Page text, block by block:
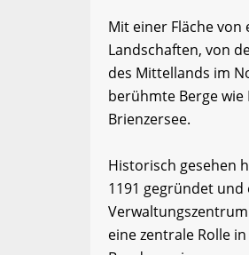
Mit einer Fläche
Landschaften, von
des Mittellands im
berühmte Berge wie
Brienzersee.
Historisch gesehen
1191 gegründet
eine zentrale Rolle